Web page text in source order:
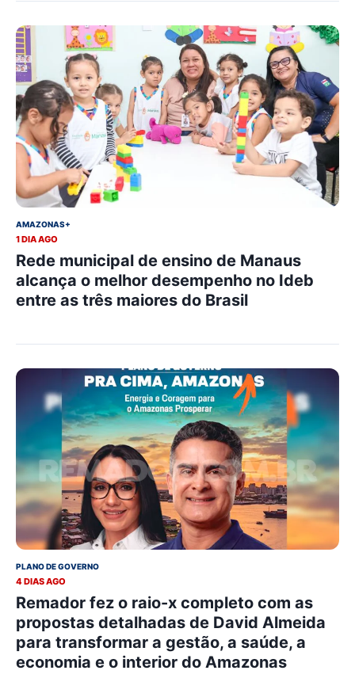
AMAZONAS+
1 DIA AGO
Rede municipal de ensino de Manaus
alcança o melhor desempenho no Ideb
entre as três maiores do Brasil
PLANO DE GOVERNO
4 DIAS AGO
Remador fez o raio-x completo com as
propostas detalhadas de David Almeida
para transformar a gestão, a saúde, a
economia e o interior do Amazonas